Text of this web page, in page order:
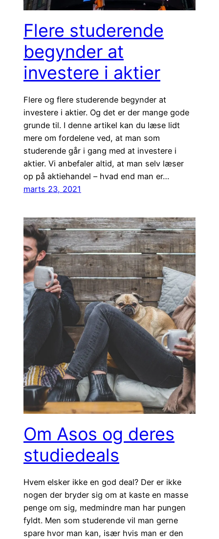
Flere studerende
begynder at
investere i aktier
Flere og flere studerende begynder at
investere i aktier. Og det er der mange gode
grunde til. I denne artikel kan du læse lidt
mere om fordelene ved, at man som
studerende går i gang med at investere i
aktier. Vi anbefaler altid, at man selv læser
op på aktiehandel – hvad end man er…
marts 23, 2021
Om Asos og deres
studiedeals
Hvem elsker ikke en god deal? Der er ikke
nogen der bryder sig om at kaste en masse
penge om sig, medmindre man har pungen
fyldt. Men som studerende vil man gerne
spare hvor man kan, især hvis man er den